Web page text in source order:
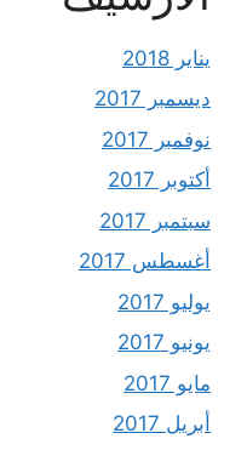
يناير 2018
ديسمبر 2017
نوفمبر 2017
أكتوبر 2017
سبتمبر 2017
أغسطس 2017
يوليو 2017
يونيو 2017
مايو 2017
أبريل 2017